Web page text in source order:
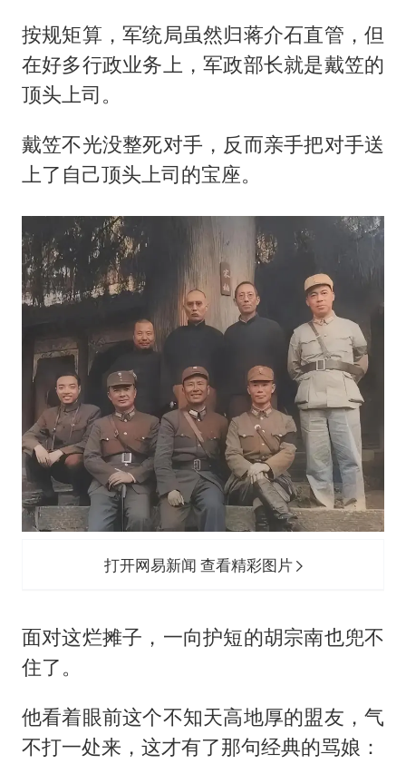
按规矩算，军统局虽然归蒋介石直管，但
在好多行政业务上，军政部长就是戴笠的
顶头上司。
戴笠不光没整死对手，反而亲手把对手送
上了自己顶头上司的宝座。
打开网易新闻 查看精彩图片
面对这烂摊子，一向护短的胡宗南也兜不
住了。
他看着眼前这个不知天高地厚的盟友，气
不打一处来，这才有了那句经典的骂娘：